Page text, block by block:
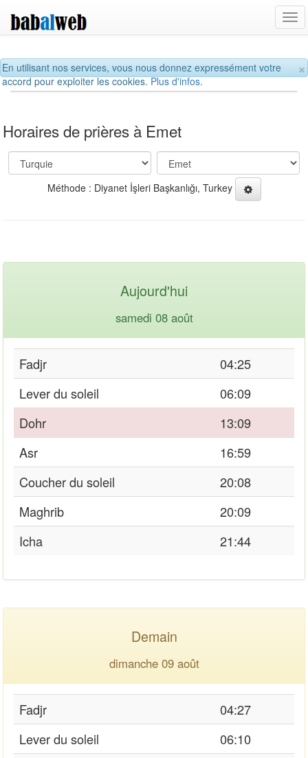
×
En utilisant nos services, vous nous donnez expressément votre
accord pour exploiter les cookies.Plus d'infos.
Horaires de prières à Emet
Méthode : Diyanet İşleri Başkanlığı, Turkey
Aujourd'hui
samedi 08 août
Fadjr
04:25
Lever du soleil
06:09
Dohr
13:09
Asr
16:59
Coucher du soleil
20:08
Maghrib
20:09
Icha
21:44
Demain
dimanche 09 août
Fadjr
04:27
Lever du soleil
06:10